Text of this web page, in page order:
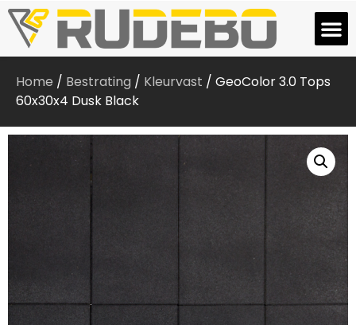
Home / Bestrating / Kleurvast / GeoColor 3.0 Tops
60x30x4 Dusk Black